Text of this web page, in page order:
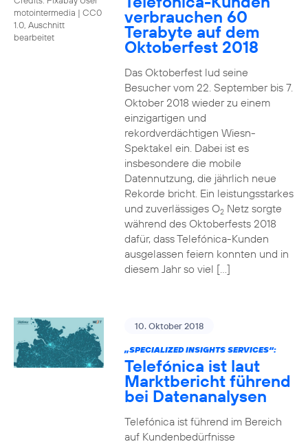
motointermedia | CC0
1.0, Auschnitt
bearbeitet
verbrauchen 60
Terabyte auf dem
Oktoberfest 2018
Das Oktoberfest lud seine
Besucher vom 22. September bis 7.
Oktober 2018 wieder zu einem
einzigartigen und
rekordverdächtigen Wiesn-
Spektakel ein. Dabei ist es
insbesondere die mobile
Datennutzung, die jährlich neue
Rekorde bricht. Ein leistungsstarkes
und zuverlässiges O2Netz sorgte
während des Oktoberfests 2018
dafür, dass Telefónica-Kunden
ausgelassen feiern konnten und in
diesem Jahr so viel […]
10. Oktober 2018
„SPECIALIZED INSIGHTS SERVICES“:
Telefónica ist laut
Marktbericht führend
bei Datenanalysen
Telefónica ist führend im Bereich
auf Kundenbedürfnisse